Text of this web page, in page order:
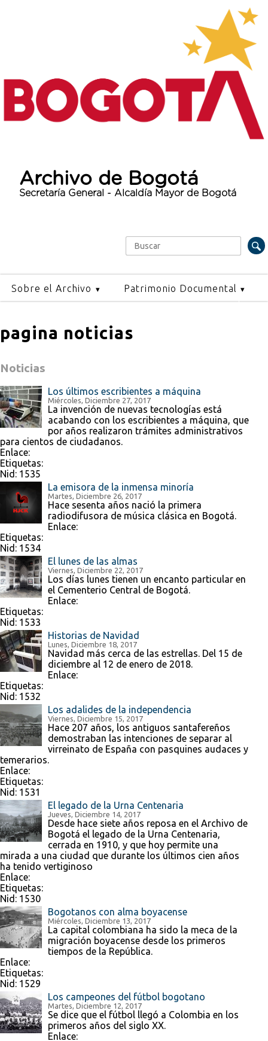
Archivo de Bogotá
Secretaría General - Alcaldía Mayor de Bogotá
Formulario de búsqueda
Buscar
Sobre el Archivo Patrimonio Documental
pagina noticias
Noticias
Los últimos escribientes a máquina
Miércoles, Diciembre 27, 2017
La invención de nuevas tecnologías está
acabando con los escribientes a máquina, que
por años realizaron trámites administrativos
para cientos de ciudadanos.
Enlace:
Etiquetas:
Nid: 1535
La emisora de la inmensa minoría
Martes, Diciembre 26, 2017
Hace sesenta años nació la primera
radiodifusora de música clásica en Bogotá.
Enlace:
Etiquetas:
Nid: 1534
El lunes de las almas
Viernes, Diciembre 22, 2017
Los días lunes tienen un encanto particular en
el Cementerio Central de Bogotá.
Enlace:
Etiquetas:
Nid: 1533
Historias de Navidad
Lunes, Diciembre 18, 2017
Navidad más cerca de las estrellas. Del 15 de
diciembre al 12 de enero de 2018.
Enlace:
Etiquetas:
Nid: 1532
Los adalides de la independencia
Viernes, Diciembre 15, 2017
Hace 207 años, los antiguos santafereños
demostraban las intenciones de separar al
virreinato de España con pasquines audaces y
temerarios.
Enlace:
Etiquetas:
Nid: 1531
El legado de la Urna Centenaria
Jueves, Diciembre 14, 2017
Desde hace siete años reposa en el Archivo de
Bogotá el legado de la Urna Centenaria,
cerrada en 1910, y que hoy permite una
mirada a una ciudad que durante los últimos cien años
ha tenido vertiginoso
Enlace:
Etiquetas:
Nid: 1530
Bogotanos con alma boyacense
Miércoles, Diciembre 13, 2017
La capital colombiana ha sido la meca de la
migración boyacense desde los primeros
tiempos de la República.
Enlace:
Etiquetas:
Nid: 1529
Los campeones del fútbol bogotano
Martes, Diciembre 12, 2017
Se dice que el fútbol llegó a Colombia en los
primeros años del siglo XX.
Enlace: